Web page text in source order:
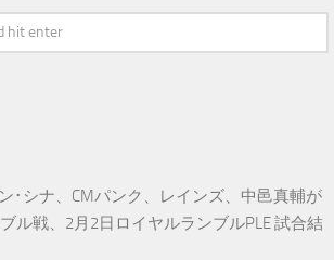
･シナ、CMパンク、レインズ、中邑真輔が
ル戦、2月2日ロイヤルランブルPLE 試合結